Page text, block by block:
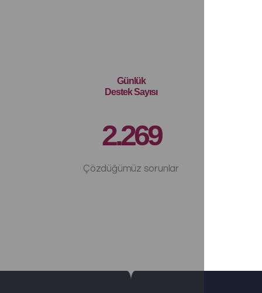
Günlük
Destek Sayısı
2.269
Çözdüğümüz sorunlar